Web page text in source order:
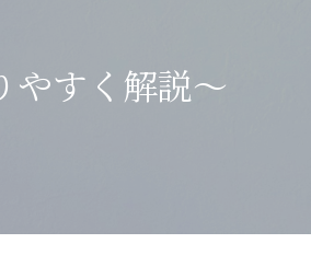
やすく解説～